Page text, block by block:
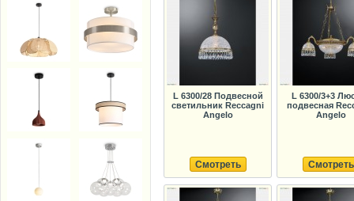
L 6300/28 Подвесной
светильник Reccagni
Angelo
Смотреть
L 6300/3+3
подвесная
Angelo
Смотреть